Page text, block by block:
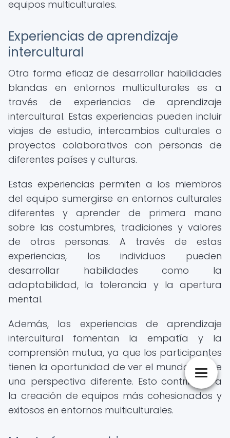
equipos multiculturales.
Experiencias de aprendizaje
intercultural
Otra forma eficaz de desarrollar habilidades
blandas en entornos multiculturales es a
través de experiencias de aprendizaje
intercultural. Estas experiencias pueden incluir
viajes de estudio, intercambios culturales o
proyectos colaborativos con personas de
diferentes países y culturas.
Estas experiencias permiten a los miembros
del equipo sumergirse en entornos culturales
diferentes y aprender de primera mano
sobre las costumbres, tradiciones y valores
de otras personas. A través de estas
experiencias, los individuos pueden
desarrollar habilidades como la
adaptabilidad, la tolerancia y la apertura
mental.
Además, las experiencias de aprendizaje
intercultural fomentan la empatía y la
comprensión mutua, ya que los participantes
tienen la oportunidad de ver el mundo desde
una perspectiva diferente. Esto contribuye a
la creación de equipos más cohesionados y
exitosos en entornos multiculturales.